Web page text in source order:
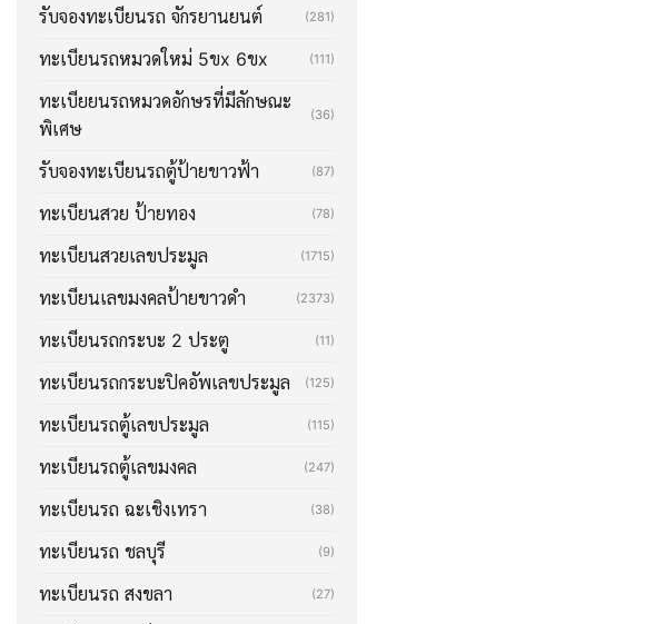
รับจองทะเบียนรถ จักรยานยนต์ (281)
ทะเบียนรถหมวดใหม่ 5ขx 6ขx (111)
ทะเบียยนรถหมวดอักษรที่มีลักษณะ
พิเศษ
(36)
รับจองทะเบียนรถตู้ป้ายขาวฟ้า (87)
ทะเบียนสวย ป้ายทอง (78)
ทะเบียนสวยเลขประมูล (1715)
ทะเบียนเลขมงคลป้ายขาวดำ (2373)
ทะเบียนรถกระบะ 2 ประตู (11)
ทะเบียนรถกระบะปิคอัพเลขประมูล (125)
ทะเบียนรถตู้เลขประมูล (115)
ทะเบียนรถตู้เลขมงคล (247)
ทะเบียนรถ ฉะเชิงเทรา (38)
ทะเบียนรถ ชลบุรี (9)
ทะเบียนรถ สงขลา (27)